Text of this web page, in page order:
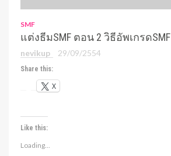
SMF
แต่งธีมSMF ตอน 2 วิธีอัพเกรดSMF
nevikup 29/09/2554
Share this:
X
Like this:
Loading...